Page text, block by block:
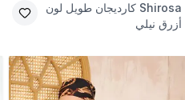
Shirosa كارديجان طويل لون
أزرق نيلي